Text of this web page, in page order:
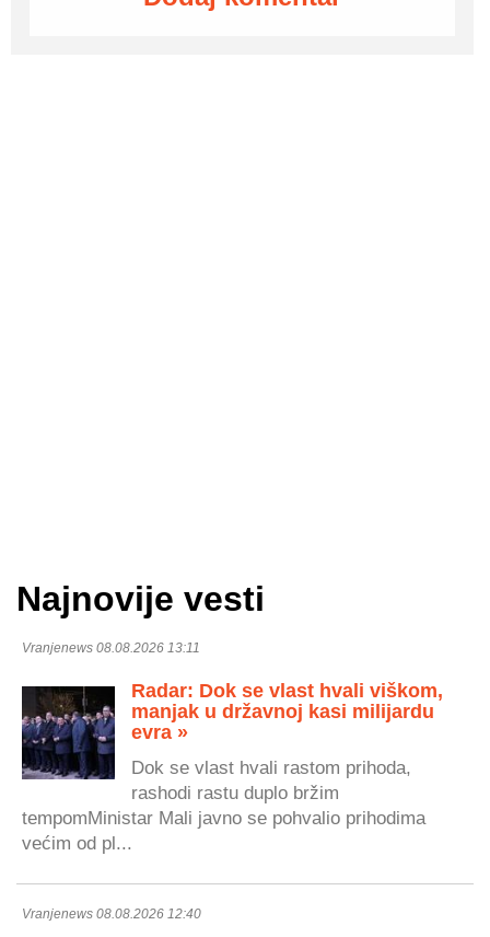
Najnovije vesti
Vranjenews 08.08.2026 13:11
Radar: Dok se vlast hvali viškom,
manjak u državnoj kasi milijardu
evra »
Dok se vlast hvali rastom prihoda,
rashodi rastu duplo bržim
tempomMinistar Mali javno se pohvalio prihodima
većim od pl...
Vranjenews 08.08.2026 12:40